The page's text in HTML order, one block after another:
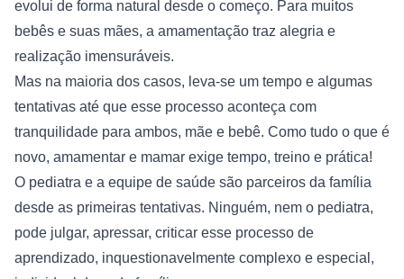
evolui de forma natural desde o começo. Para muitos
bebês e suas mães, a amamentação traz alegria e
realização imensuráveis.
Mas na maioria dos casos, leva-se um tempo e algumas
tentativas até que esse processo aconteça com
tranquilidade para ambos, mãe e bebê. Como tudo o que é
novo, amamentar e mamar exige tempo, treino e prática!
O pediatra e a equipe de saúde são parceiros da família
desde as primeiras tentativas. Ninguém, nem o pediatra,
pode julgar, apressar, criticar esse processo de
aprendizado, inquestionavelmente complexo e especial,